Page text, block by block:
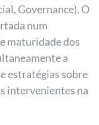
Governance). O
num
maturidade dos
a
estratégias sobre
intervenientes na